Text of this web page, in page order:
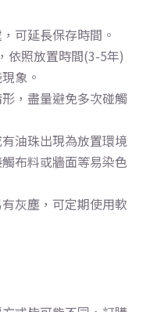
可延長保存時間。
依照放置時間(3-5年)
象。
，盡量避免多次碰觸
油珠出現為放置環境
布料或牆面等易染色
灰塵，可定期使用軟